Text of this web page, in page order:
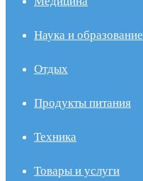
Наука и образование
Отдых
Продукты питания
Техника
Товары и услуги